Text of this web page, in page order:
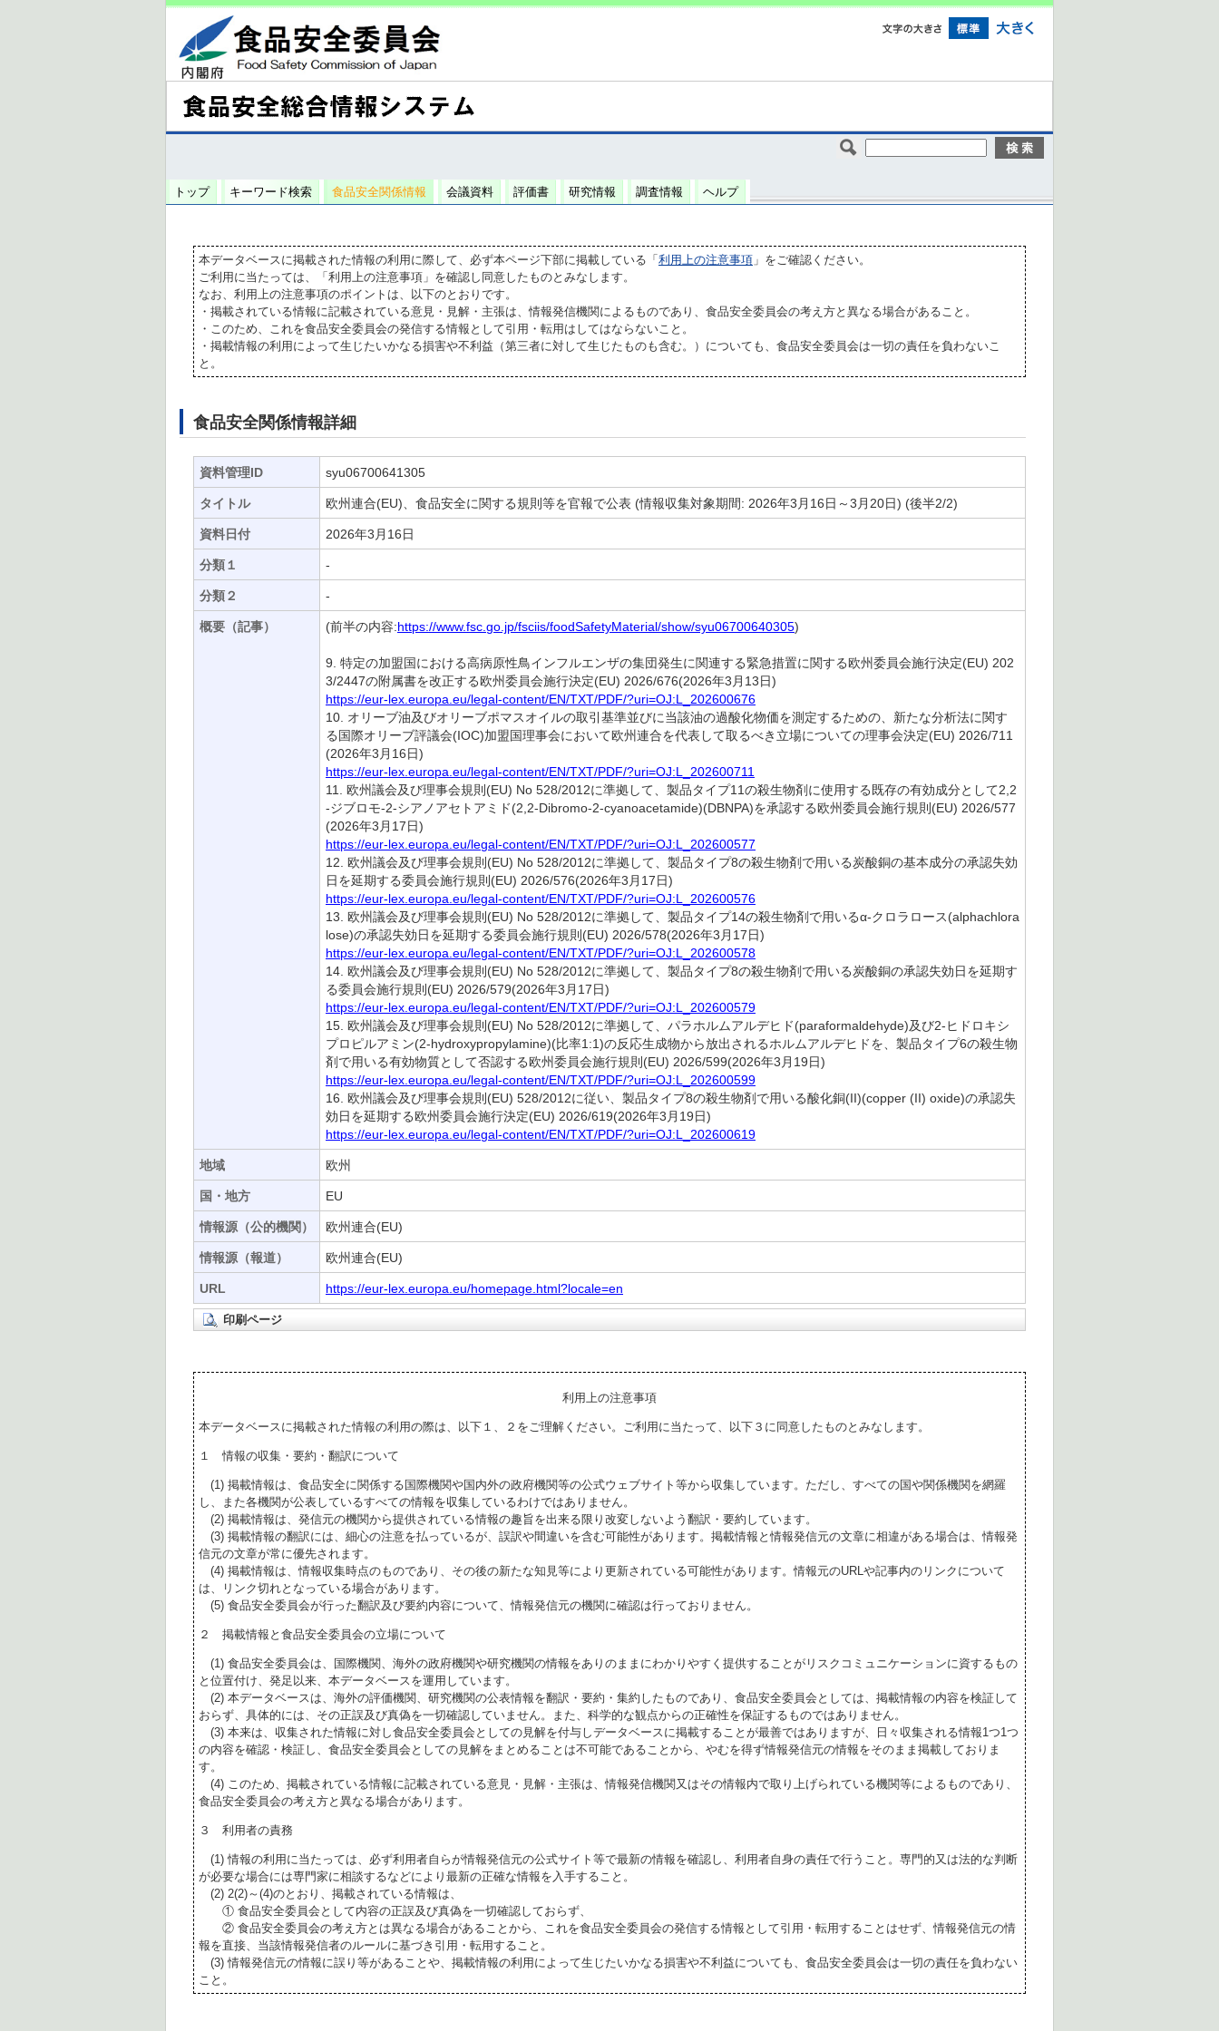
トップ キーワード検索 食品安全関係情報 会議資料 評価書 研究情報 調査情報 ヘルプ
本データベースに掲載された情報の利用に際して、必ず本ページ下部に掲載している「 利用上の注意事項 」をご確認ください。
ご利用に当たっては、「利用上の注意事項」を確認し同意したものとみなします。
なお、利用上の注意事項のポイントは、以下のとおりです。
・掲載されている情報に記載されている意見・見解・主張は、情報発信機関によるものであり、食品安全委員会の考え方と異なる場合があること。
・このため、これを食品安全委員会の発信する情報として引用・転用はしてはならないこと。
・掲載情報の利用によって生じたいかなる損害や不利益（第三者に対して生じたものも含む。）についても、食品安全委員会は一切の責任を負わないこ
と。
食品安全関係情報詳細
資料管理ID syu06700641305
タイトル 欧州連合(EU)、食品安全に関する規則等を官報で公表 (情報収集対象期間: 2026年3月16日～3月20日) (後半2/2)
資料日付 2026年3月16日
分類１ -
分類２ -
概要（記事） (前半の内容: https://www.fsc.go.jp/fsciis/foodSafetyMaterial/show/syu06700640305)
9. 特定の加盟国における高病原性鳥インフルエンザの集団発生に関連する緊急措置に関する欧州委員会施行決定(EU) 202
3/2447の附属書を改正する欧州委員会施行決定(EU) 2026/676(2026年3月13日)
https://eur-lex.europa.eu/legal-content/EN/TXT/PDF/?uri=OJ:L_202600676
10. オリーブ油及びオリーブポマスオイルの取引基準並びに当該油の過酸化物価を測定するための、新たな分析法に関す
る国際オリーブ評議会(IOC)加盟国理事会において欧州連合を代表して取るべき立場についての理事会決定(EU) 2026/711
(2026年3月16日)
https://eur-lex.europa.eu/legal-content/EN/TXT/PDF/?uri=OJ:L_202600711
11. 欧州議会及び理事会規則(EU) No 528/2012に準拠して、製品タイプ11の殺生物剤に使用する既存の有効成分として2,2
-ジブロモ-2-シアノアセトアミド(2,2-Dibromo-2-cyanoacetamide)(DBNPA)を承認する欧州委員会施行規則(EU) 2026/577
(2026年3月17日)
https://eur-lex.europa.eu/legal-content/EN/TXT/PDF/?uri=OJ:L_202600577
12. 欧州議会及び理事会規則(EU) No 528/2012に準拠して、製品タイプ8の殺生物剤で用いる炭酸銅の基本成分の承認失効
日を延期する委員会施行規則(EU) 2026/576(2026年3月17日)
https://eur-lex.europa.eu/legal-content/EN/TXT/PDF/?uri=OJ:L_202600576
13. 欧州議会及び理事会規則(EU) No 528/2012に準拠して、製品タイプ14の殺生物剤で用いるα-クロラロース(alphachlora
lose)の承認失効日を延期する委員会施行規則(EU) 2026/578(2026年3月17日)
https://eur-lex.europa.eu/legal-content/EN/TXT/PDF/?uri=OJ:L_202600578
14. 欧州議会及び理事会規則(EU) No 528/2012に準拠して、製品タイプ8の殺生物剤で用いる炭酸銅の承認失効日を延期す
る委員会施行規則(EU) 2026/579(2026年3月17日)
https://eur-lex.europa.eu/legal-content/EN/TXT/PDF/?uri=OJ:L_202600579
15. 欧州議会及び理事会規則(EU) No 528/2012に準拠して、パラホルムアルデヒド(paraformaldehyde)及び2-ヒドロキシ
プロピルアミン(2-hydroxypropylamine)(比率1:1)の反応生成物から放出されるホルムアルデヒドを、製品タイプ6の殺生物
剤で用いる有効物質として否認する欧州委員会施行規則(EU) 2026/599(2026年3月19日)
https://eur-lex.europa.eu/legal-content/EN/TXT/PDF/?uri=OJ:L_202600599
16. 欧州議会及び理事会規則(EU) 528/2012に従い、製品タイプ8の殺生物剤で用いる酸化銅(II)(copper (II) oxide)の承認失
効日を延期する欧州委員会施行決定(EU) 2026/619(2026年3月19日)
https://eur-lex.europa.eu/legal-content/EN/TXT/PDF/?uri=OJ:L_202600619
地域 欧州
国・地方 EU
情報源（公的機関） 欧州連合(EU)
情報源（報道） 欧州連合(EU)
URL https://eur-lex.europa.eu/homepage.html?locale=en
印刷ページ
利用上の注意事項
本データベースに掲載された情報の利用の際は、以下１、２をご理解ください。ご利用に当たって、以下３に同意したものとみなします。
１ 情報の収集・要約・翻訳について
(1) 掲載情報は、食品安全に関係する国際機関や国内外の政府機関等の公式ウェブサイト等から収集しています。ただし、すべての国や関係機関を網羅
し、また各機関が公表しているすべての情報を収集しているわけではありません。
(2) 掲載情報は、発信元の機関から提供されている情報の趣旨を出来る限り改変しないよう翻訳・要約しています。
(3) 掲載情報の翻訳には、細心の注意を払っているが、誤訳や間違いを含む可能性があります。掲載情報と情報発信元の文章に相違がある場合は、情報発
信元の文章が常に優先されます。
(4) 掲載情報は、情報収集時点のものであり、その後の新たな知見等により更新されている可能性があります。情報元のURLや記事内のリンクについて
は、リンク切れとなっている場合があります。
(5) 食品安全委員会が行った翻訳及び要約内容について、情報発信元の機関に確認は行っておりません。
２ 掲載情報と食品安全委員会の立場について
(1) 食品安全委員会は、国際機関、海外の政府機関や研究機関の情報をありのままにわかりやすく提供することがリスクコミュニケーションに資するもの
と位置付け、発足以来、本データベースを運用しています。
(2) 本データベースは、海外の評価機関、研究機関の公表情報を翻訳・要約・集約したものであり、食品安全委員会としては、掲載情報の内容を検証して
おらず、具体的には、その正誤及び真偽を一切確認していません。また、科学的な観点からの正確性を保証するものではありません。
(3) 本来は、収集された情報に対し食品安全委員会としての見解を付与しデータベースに掲載することが最善ではありますが、日々収集される情報1つ1つ
の内容を確認・検証し、食品安全委員会としての見解をまとめることは不可能であることから、やむを得ず情報発信元の情報をそのまま掲載しておりま
す。
(4) このため、掲載されている情報に記載されている意見・見解・主張は、情報発信機関又はその情報内で取り上げられている機関等によるものであり、
食品安全委員会の考え方と異なる場合があります。
３ 利用者の責務
(1) 情報の利用に当たっては、必ず利用者自らが情報発信元の公式サイト等で最新の情報を確認し、利用者自身の責任で行うこと。専門的又は法的な判断
が必要な場合には専門家に相談するなどにより最新の正確な情報を入手すること。
(2) 2(2)～(4)のとおり、掲載されている情報は、
① 食品安全委員会として内容の正誤及び真偽を一切確認しておらず、
② 食品安全委員会の考え方とは異なる場合があることから、これを食品安全委員会の発信する情報として引用・転用することはせず、情報発信元の情
報を直接、当該情報発信者のルールに基づき引用・転用すること。
(3) 情報発信元の情報に誤り等があることや、掲載情報の利用によって生じたいかなる損害や不利益についても、食品安全委員会は一切の責任を負わない
こと。